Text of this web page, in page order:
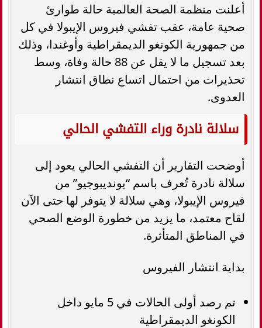
أعلنت منظمة الصحة العالمية حالة طوارئ
صحية عامة، عقب تفشي فيروس الإيبولا في كل
من جمهورية الكونغو الديمقراطية وأوغندا، وذلك
بعد تسجيل ما لا يقل عن 88 حالة وفاة، وسط
تحذيرات من احتمال اتساع نطاق انتشار
العدوى.
سلالة نادرة وراء التفشي الحالي
أوضحت التقارير أن التفشي الحالي يعود إلى
سلالة نادرة تُعرف باسم “بونديبوجيو” من
فيروس الإيبولا، وهي سلالة لا يتوفر لها حتى الآن
لقاح معتمد، ما يزيد من خطورة الوضع الصحي
في المناطق المتأثرة.
بداية انتشار الفيروس
تم رصد أولى الحالات في 5 مايو داخل
الكونغو الديمقراطية